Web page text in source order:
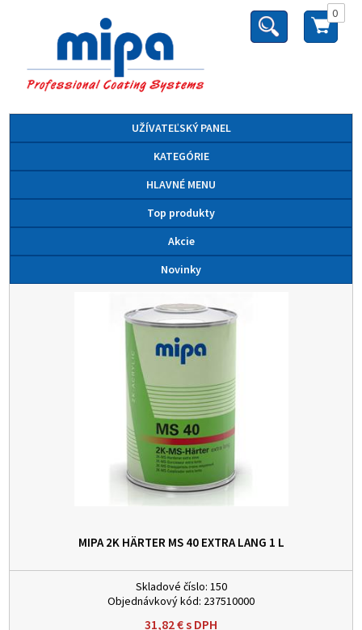
0
UŽÍVATEĽSKÝ PANEL
KATEGÓRIE
HLAVNÉ MENU
Top produkty
Akcie
Novinky
MIPA 2K HÄRTER MS 40 EXTRA LANG 1 L
Skladové číslo: 150
Objednávkový kód: 237510000
31,82€s DPH